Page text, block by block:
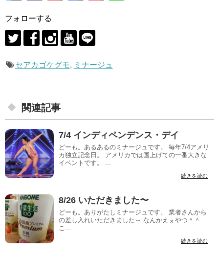
フォローする
セアカゴケグモ, ミナージュ
関連記事
7/4 インディペンデンス・デイ
どーも。あるあるのミナージュです。 毎年7/4アメリ
カ独立記念日。 アメリカでは国上げての一番大きな
イベントです。 ...
続きを読む
8/26 いただきました〜
どーも。ありがたしミナージュです。 業者さんから
の差し入れいただきました～ なんかえぇやつ＾＾
こ...
続きを読む